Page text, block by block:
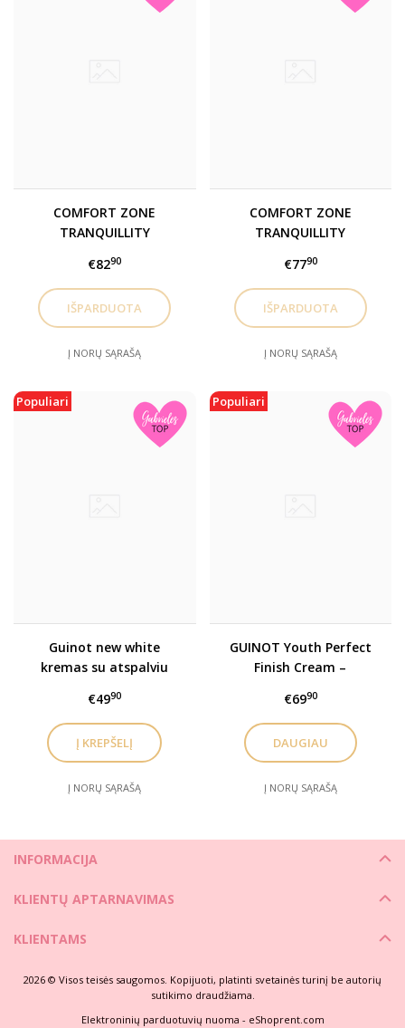
COMFORT ZONE
TRANQUILLITY
maitinamasis aliejų
mišinys, 200 ml
€8290
Į NORŲ SĄRAŠĄ
COMFORT ZONE
TRANQUILLITY
mišinys, 50 ml
KONCENTRATAS
€7790
Į NORŲ SĄRAŠĄ
Populiari
Guinot new white
kremas su atspalviu
€4990
Į NORŲ SĄRAŠĄ
Populiari
GUINOT Youth Perfect
Finish Cream –
kremas su spalva SPF50,
30 ml
€6990
DAUGIAU
Į NORŲ SĄRAŠĄ
INFORMACIJA
KLIENTŲ APTARNAVIMAS
KLIENTAMS
2026 © Visos teisės saugomos. Kopijuoti, platinti svetainės turinį be autorių
sutikimo draudžiama.
Elektroninių parduotuvių nuoma - eShoprent.com